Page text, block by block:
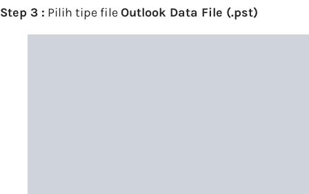
Step 3 : Pilih tipe fileOutlook Data File (.pst)